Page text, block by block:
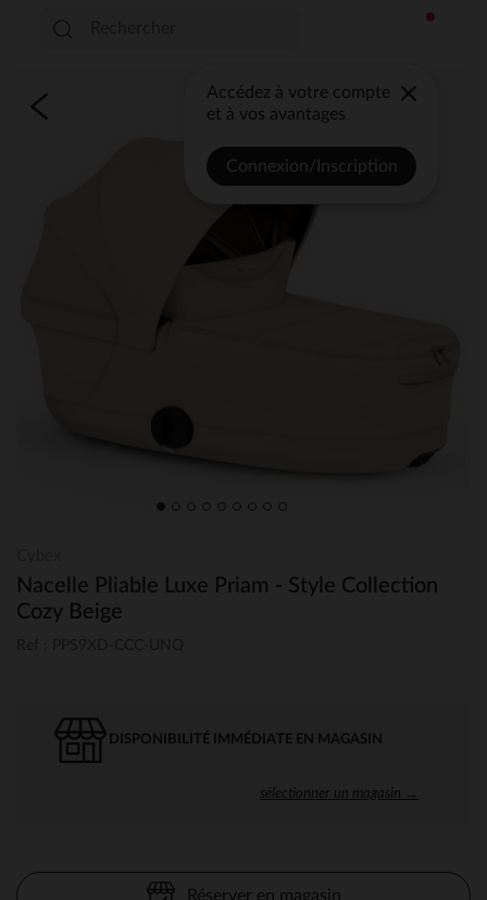
Accédez à votre compte
et à vos avantages
Connexion/Inscription
Nacelle Pliable Luxe Priam - Style Collection
Cozy Beige
DISPONIBILITÉ IMMÉDIATE EN MAGASIN
sélectionner un magasin →
Réserver en magasin